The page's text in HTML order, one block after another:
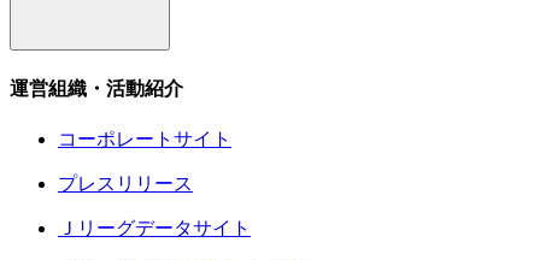
運営組織・活動紹介
コーポレートサイト
プレスリリース
Ｊリーグデータサイト